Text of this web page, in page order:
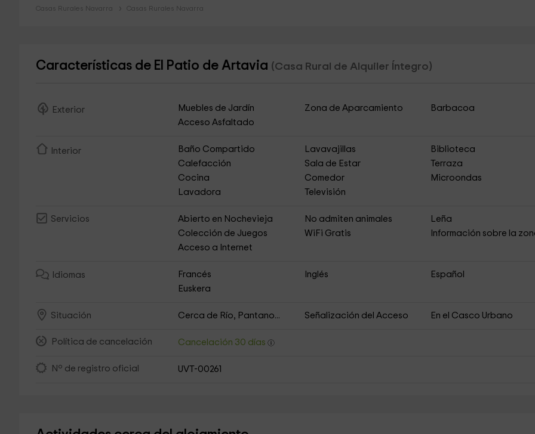
Casas Rurales Navarra Casas Rurales Navarra
Características de El Patio de Artavia (Casa Rural de Alquiler Íntegro)
Exterior Muebles de Jardín Zona de Aparcamiento
Barbacoa
Acceso Asfaltado
Interior Baño Compartido Lavavajillas
Biblioteca
Calefacción
Sala de Estar
Terraza
Cocina
Comedor
Microondas
Lavadora
Televisión
Servicios Abierto en Nochevieja No admiten animales
Leña
Colección de Juegos
WiFi Gratis
Información sobre la
Acceso a Internet
Idiomas Francés Inglés
Español
Euskera
Situación Cerca de Río, Pantano... Señalización del Acceso En el Casco Urbano
Política de cancelación Cancelación 30 días
Nº de registro oficial UVT-00261